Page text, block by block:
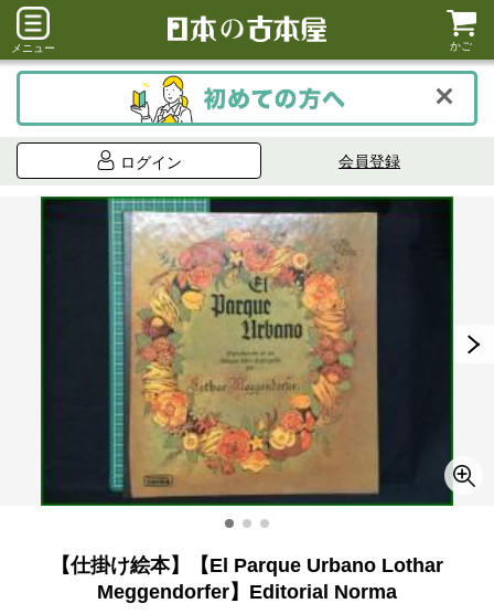
メニュー かご
ログイン 会員登録
【仕掛け絵本】【El Parque Urbano Lothar
Meggendorfer】Editorial Norma